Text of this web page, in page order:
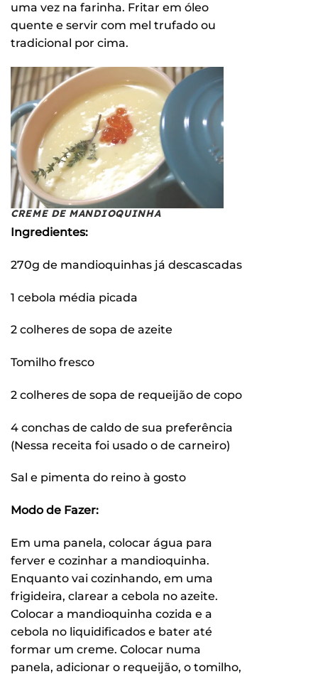
uma vez na farinha. Fritar em óleo
quente e servir com mel trufado ou
tradicional por cima.
CREME DE MANDIOQUINHA
Ingredientes:
270g de mandioquinhas já descascadas
1 cebola média picada
2 colheres de sopa de azeite
Tomilho fresco
2 colheres de sopa de requeijão de copo
4 conchas de caldo de sua preferência
(Nessa receita foi usado o de carneiro)
Sal e pimenta do reino à gosto
Modo de Fazer:
Em uma panela, colocar água para
ferver e cozinhar a mandioquinha.
Enquanto vai cozinhando, em uma
frigideira, clarear a cebola no azeite.
Colocar a mandioquinha cozida e a
cebola no liquidificados e bater até
formar um creme. Colocar numa
panela, adicionar o requeijão, o tomilho,